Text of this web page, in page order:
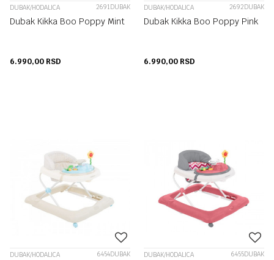
DUBAK/HODALICA 2691DUBAK
Dubak Kikka Boo Poppy Mint
6.990,00 RSD
DUBAK/HODALICA 2692DUBAK
Dubak Kikka Boo Poppy Pink
6.990,00 RSD
DUBAK/HODALICA 6454DUBAK DUBAK/HODALICA 6455DUBAK